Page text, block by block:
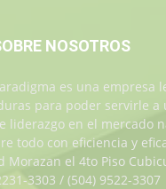
NOSOTROS
es una empresa
para poder servirle a
liderazgo en el mercado
todo con eficiencia y
Morazan el 4to Piso
3303 / (504) 9522-3307